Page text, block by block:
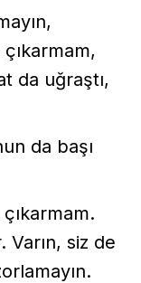
çıkarmam,
da uğraştı,
da başı
Varın, siz de